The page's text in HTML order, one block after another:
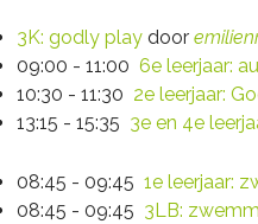
3K: godly play door
09:00 - 11:00 6e leerjaar:
10:30 - 11:30 2e leerjaar:
13:15 - 15:35 3e en 4e
08:45 - 09:45 1e leerjaar:
08:45 - 09:45 3LB: